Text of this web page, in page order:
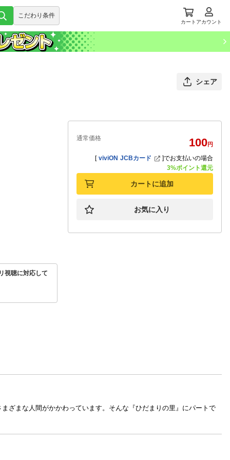
こだわり条件
カート アカウント
シェア
通常価格 100円
[ viviON JCBカード ]でお支払いの場合
3%ポイント還元
カートに追加
お気に入り
視聴に対応して
ざまな人間がかかわっています。そんな『ひだまりの里』にパートで